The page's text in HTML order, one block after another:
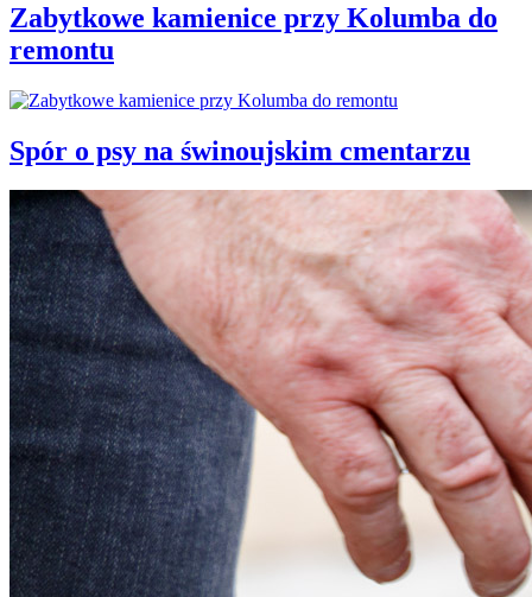
Zabytkowe kamienice przy Kolumba do
remontu
Spór o psy na świnoujskim cmentarzu